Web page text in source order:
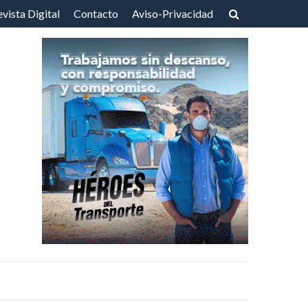
Digital Contacto Aviso-Privacidad